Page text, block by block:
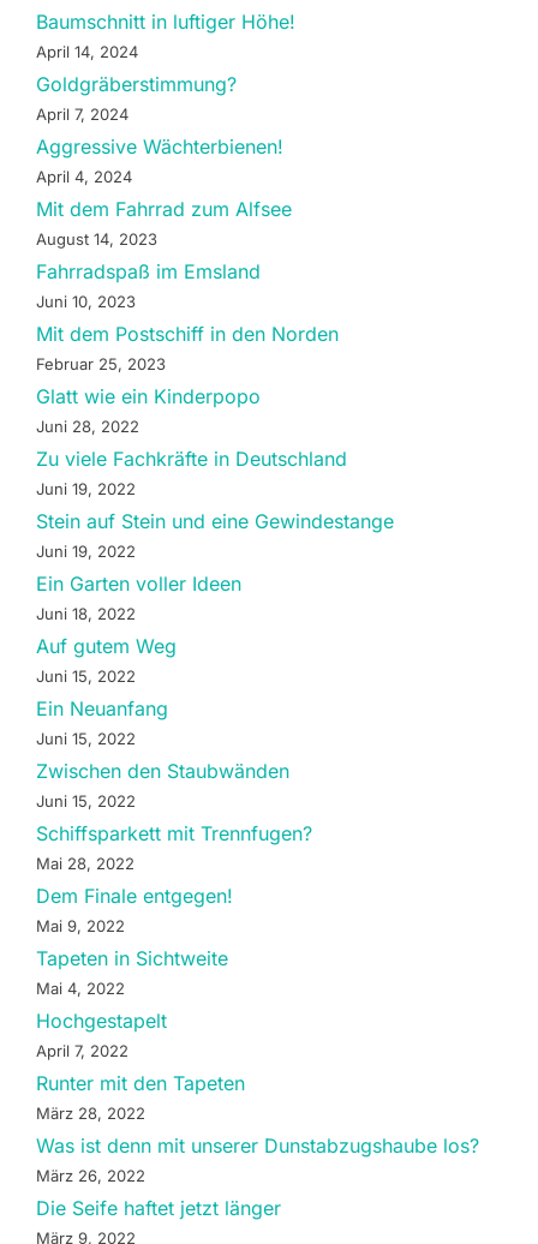
Baumschnitt in luftiger Höhe!
April 14, 2024
Goldgräberstimmung?
April 7, 2024
Aggressive Wächterbienen!
April 4, 2024
Mit dem Fahrrad zum Alfsee
August 14, 2023
Fahrradspaß im Emsland
Juni 10, 2023
Mit dem Postschiff in den Norden
Februar 25, 2023
Glatt wie ein Kinderpopo
Juni 28, 2022
Zu viele Fachkräfte in Deutschland
Juni 19, 2022
Stein auf Stein und eine Gewindestange
Juni 19, 2022
Ein Garten voller Ideen
Juni 18, 2022
Auf gutem Weg
Juni 15, 2022
Ein Neuanfang
Juni 15, 2022
Zwischen den Staubwänden
Juni 15, 2022
Schiffsparkett mit Trennfugen?
Mai 28, 2022
Dem Finale entgegen!
Mai 9, 2022
Tapeten in Sichtweite
Mai 4, 2022
Hochgestapelt
April 7, 2022
Runter mit den Tapeten
März 28, 2022
Was ist denn mit unserer Dunstabzugshaube los?
März 26, 2022
Die Seife haftet jetzt länger
März 9, 2022